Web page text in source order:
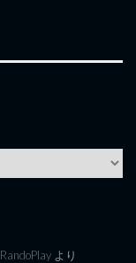
RandoPlay より